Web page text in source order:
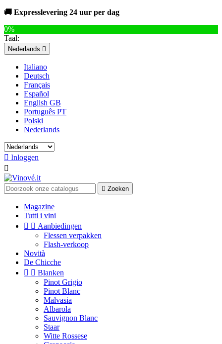
🚚 Expresslevering 24 uur per dag
0%
Taal:
Nederlands 
Italiano
Deutsch
Français
Español
English GB
Português PT
Polski
Nederlands
 Inloggen

 Zoeken
Magazine
Tutti i vini
  Aanbiedingen
Flessen verpakken
Flash-verkoop
Novità
De Chicche
  Blanken
Pinot Grigio
Pinot Blanc
Malvasia
Albarola
Sauvignon Blanc
Staar
Witte Rossese